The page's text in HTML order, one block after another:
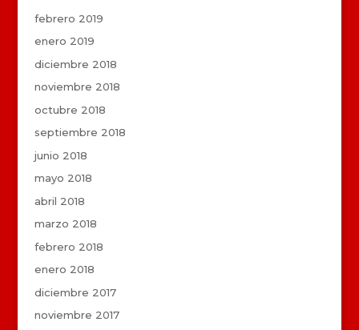
febrero 2019
enero 2019
diciembre 2018
noviembre 2018
octubre 2018
septiembre 2018
junio 2018
mayo 2018
abril 2018
marzo 2018
febrero 2018
enero 2018
diciembre 2017
noviembre 2017